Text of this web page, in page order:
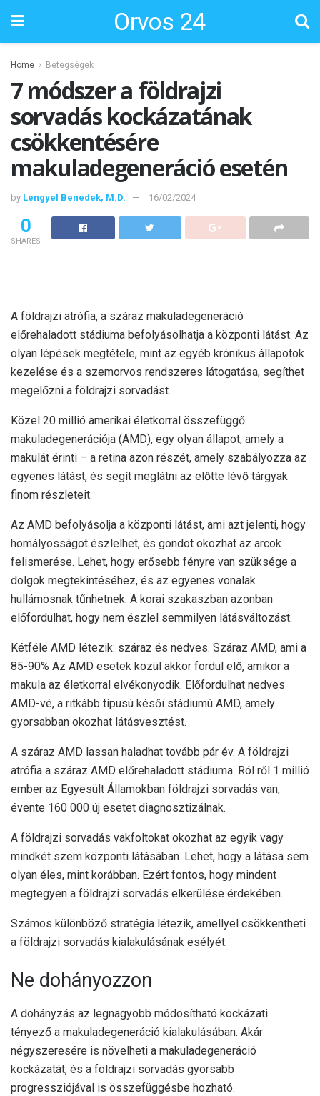
Orvos 24
Home Betegségek
7 módszer a földrajzi
sorvadás kockázatának
csökkentésére
makuladegeneráció esetén
by Lengyel Benedek, M.D. 16/02/2024
0
SHARES
A földrajzi atrófia, a száraz makuladegeneráció
előrehaladott stádiuma befolyásolhatja a központi látást. Az
olyan lépések megtétele, mint az egyéb krónikus állapotok
kezelése és a szemorvos rendszeres látogatása, segíthet
megelőzni a földrajzi sorvadást.
Közel 20 millió amerikai életkorral összefüggő
makuladegenerációja (AMD), egy olyan állapot, amely a
makulát érinti – a retina azon részét, amely szabályozza az
egyenes látást, és segít meglátni az előtte lévő tárgyak
finom részleteit.
Az AMD befolyásolja a központi látást, ami azt jelenti, hogy
homályosságot észlelhet, és gondot okozhat az arcok
felismerése. Lehet, hogy erősebb fényre van szüksége a
dolgok megtekintéséhez, és az egyenes vonalak
hullámosnak tűnhetnek. A korai szakaszban azonban
előfordulhat, hogy nem észlel semmilyen látásváltozást.
Kétféle AMD létezik: száraz és nedves. Száraz AMD, ami a
85-90% Az AMD esetek közül akkor fordul elő, amikor a
makula az életkorral elvékonyodik. Előfordulhat nedves
AMD-vé, a ritkább típusú késői stádiumú AMD, amely
gyorsabban okozhat látásvesztést.
A száraz AMD lassan haladhat tovább pár év. A földrajzi
atrófia a száraz AMD előrehaladott stádiuma. Ról ről 1 millió
ember az Egyesült Államokban földrajzi sorvadás van,
évente 160 000 új esetet diagnosztizálnak.
A földrajzi sorvadás vakfoltokat okozhat az egyik vagy
mindkét szem központi látásában. Lehet, hogy a látása sem
olyan éles, mint korábban. Ezért fontos, hogy mindent
megtegyen a földrajzi sorvadás elkerülése érdekében.
Számos különböző stratégia létezik, amellyel csökkentheti
a földrajzi sorvadás kialakulásának esélyét.
Ne dohányozzon
A dohányzás az legnagyobb módosítható kockázati
tényező a makuladegeneráció kialakulásában. Akár
négyszeresére is növelheti a makuladegeneráció
kockázatát, és a földrajzi sorvadás gyorsabb
progressziójával is összefüggésbe hozható.